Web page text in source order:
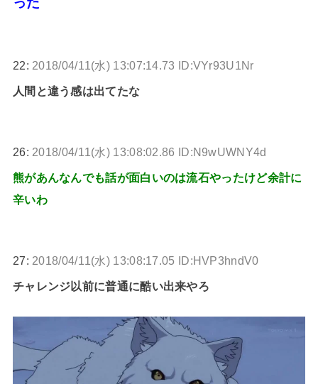
22: 2018/04/11(水) 13:07:14.73 ID:VYr93U1Nr
人間と違う感は出てたな
26: 2018/04/11(水) 13:08:02.86 ID:N9wUWNY4d
熊があんなんでも話が面白いのは流石やったけど余計に
辛いわ
27: 2018/04/11(水) 13:08:17.05 ID:HVP3hndV0
チャレンジ以前に普通に酷い出来やろ